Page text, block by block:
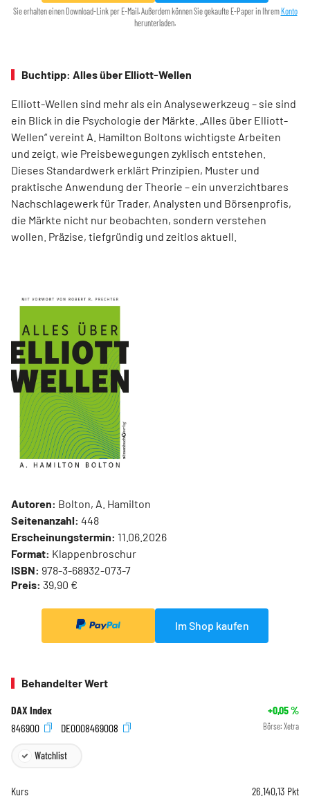
Sie erhalten einen Download-Link per E-Mail. Außerdem können Sie gekaufte E-Paper in Ihrem Konto
herunterladen.
Buchtipp: Alles über Elliott-Wellen
Elliott-Wellen sind mehr als ein Analysewerkzeug – sie sind
ein Blick in die Psychologie der Märkte. „Alles über Elliott-
Wellen“ vereint A. Hamilton Boltons wichtigste Arbeiten
und zeigt, wie Preisbewegungen zyklisch entstehen.
Dieses Standardwerk erklärt Prinzipien, Muster und
praktische Anwendung der Theorie – ein unverzichtbares
Nachschlagewerk für Trader, Analysten und Börsenprofis,
die Märkte nicht nur beobachten, sondern verstehen
wollen. Präzise, tiefgründig und zeitlos aktuell.
Autoren: Bolton, A. Hamilton
Seitenanzahl: 448
Erscheinungstermin: 11.06.2026
Format: Klappenbroschur
ISBN: 978-3-68932-073-7
Preis: 39,90 €
Im Shop kaufen
Behandelter Wert
DAX Index +0,05%
846900
DE0008469008 Börse: Xetra
Watchlist
Kurs 26.140,13 Pkt